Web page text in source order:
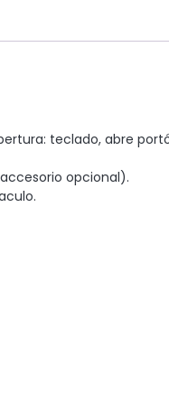
teclado, abre
opcional).